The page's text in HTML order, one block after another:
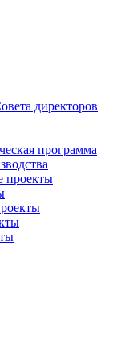
директоров
программа
проекты